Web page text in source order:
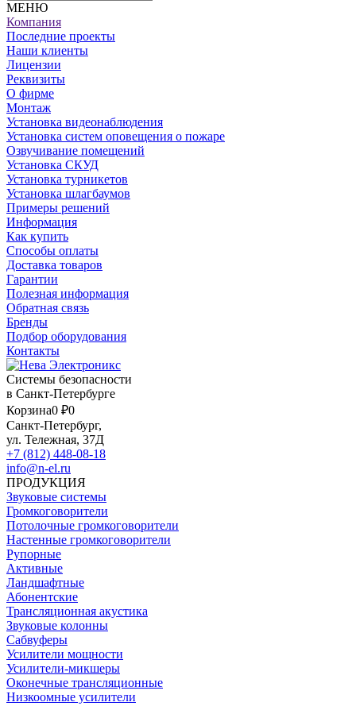
МЕНЮ
Компания
Последние проекты
Наши клиенты
Лицензии
Реквизиты
О фирме
Монтаж
Установка видеонаблюдения
Установка систем оповещения о пожаре
Озвучивание помещений
Установка СКУД
Установка турникетов
Установка шлагбаумов
Примеры решений
Информация
Как купить
Способы оплаты
Доставка товаров
Гарантии
Полезная информация
Обратная связь
Бренды
Подбор оборудования
Контакты
Системы безопасности
в Санкт-Петербурге
Корзина0 ₽0
Санкт-Петербург,
ул. Тележная, 37Д
+7 (812) 448-08-18
info@n-el.ru
ПРОДУКЦИЯ
Звуковые системы
Громкоговорители
Потолочные громкоговорители
Настенные громкоговорители
Рупорные
Активные
Ландшафтные
Абонентские
Трансляционная акустика
Звуковые колонны
Сабвуферы
Усилители мощности
Усилители-микшеры
Оконечные трансляционные
Низкоомные усилители